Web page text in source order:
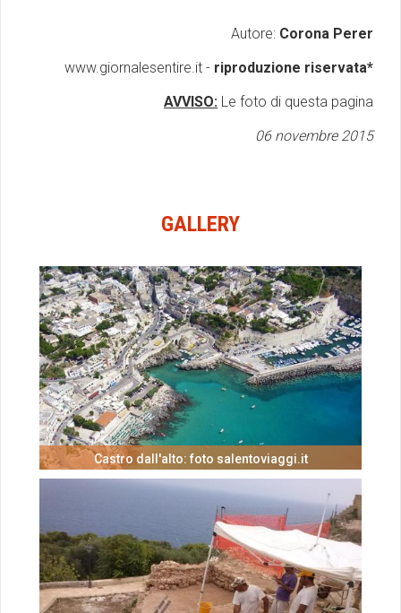
Autore: Corona Perer
www.giornalesentire.it - riproduzione riservata*
AVVISO: Le foto di questa pagina
06 novembre 2015
GALLERY
Castro dall'alto: foto salentoviaggi.it